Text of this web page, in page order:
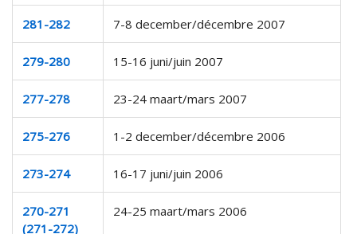
281-282 7-8 december/décembre 2007
279-280 15-16 juni/juin 2007
277-278 23-24 maart/mars 2007
275-276 1-2 december/décembre 2006
273-274 16-17 juni/juin 2006
270-271
(271-272)
24-25 maart/mars 2006